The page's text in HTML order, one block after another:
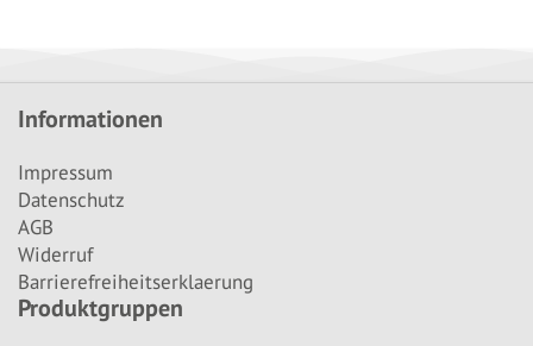
Informationen
Impressum
Datenschutz
AGB
Widerruf
Barrierefreiheitserklaerung
Produktgruppen